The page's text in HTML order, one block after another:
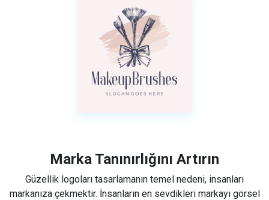
Marka Tanınırlığını Artırın
Güzellik logoları tasarlamanın temel nedeni, insanları
markanıza çekmektir. İnsanların en sevdikleri markayı görsel